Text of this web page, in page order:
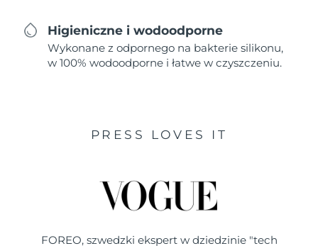
Higieniczne i wodoodporne
Wykonane z odpornego na bakterie silikonu,
w 100% wodoodporne i łatwe w czyszczeniu.
PRESS LOVES IT
FOREO, szwedzki ekspert w dziedzinie "tech